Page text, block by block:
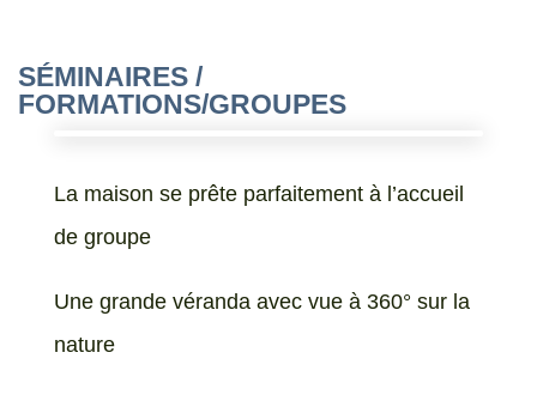
SÉMINAIRES /
FORMATIONS/GROUPES
La maison se prête parfaitement à l’accueil
de groupe
Une grande véranda avec vue à 360° sur la
nature